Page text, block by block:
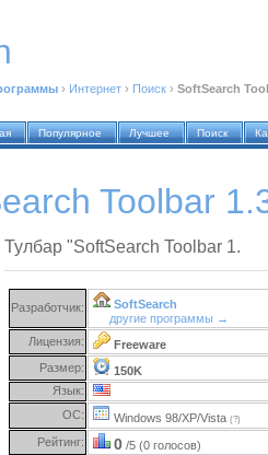
› Интернет › Поиск › SoftSearch
Популярное Лучшее Поиск
Toolbar
Тулбар "SoftSearch Toolbar 1.
Разработчик:
SoftSearch
другие программы →
Лицензия:
Freeware
Размер:
150K
Язык:
ОС:
Windows 98/XP/Vista (?)
Рейтинг: 0 /5 (0 голосов)